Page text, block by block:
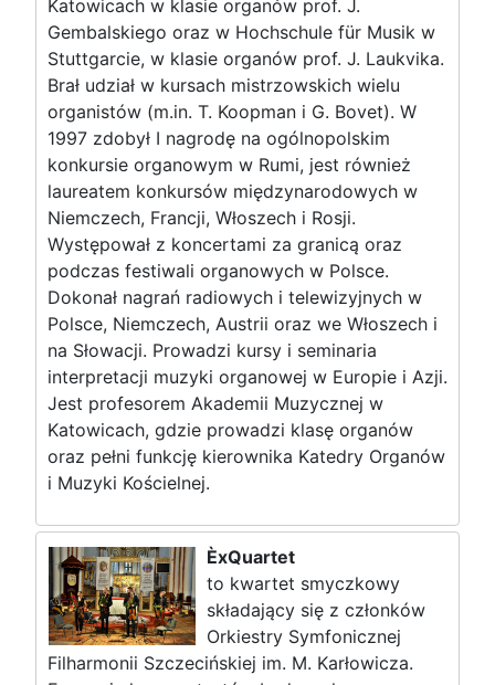
Katowicach w klasie organów prof. J.
Gembalskiego oraz w Hochschule für Musik w
Stuttgarcie, w klasie organów prof. J. Laukvika.
Brał udział w kursach mistrzowskich wielu
organistów (m.in. T. Koopman i G. Bovet). W
1997 zdobył I nagrodę na ogólnopolskim
konkursie organowym w Rumi, jest również
laureatem konkursów międzynarodowych w
Niemczech, Francji, Włoszech i Rosji.
Występował z koncertami za granicą oraz
podczas festiwali organowych w Polsce.
Dokonał nagrań radiowych i telewizyjnych w
Polsce, Niemczech, Austrii oraz we Włoszech i
na Słowacji. Prowadzi kursy i seminaria
interpretacji muzyki organowej w Europie i Azji.
Jest profesorem Akademii Muzycznej w
Katowicach, gdzie prowadzi klasę organów
oraz pełni funkcję kierownika Katedry Organów
i Muzyki Kościelnej.
ÈxQuartet
to kwartet smyczkowy
składający się z członków
Orkiestry Symfonicznej
Filharmonii Szczecińskiej im. M. Karłowicza.